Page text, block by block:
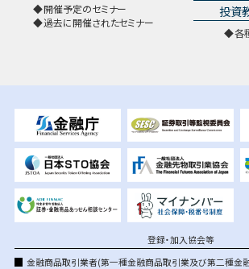
開催予定のセミナー
過去に開催されたセミナー
投資
各
登録・加入協会等
金融商品取引業者(第一種金融商品取引業及び第二種金